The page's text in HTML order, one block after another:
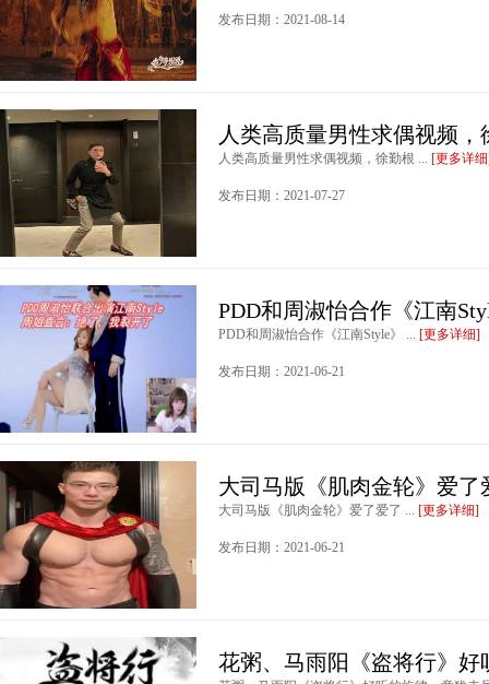
发布日期：2021-08-14
人类高质量男性求偶视频，
人类高质量男性求偶视频，徐勤根 ... [更多详
发布日期：2021-07-27
PDD和周淑怡合作《江南
PDD和周淑怡合作《江南Style》 ... [更多详细]
发布日期：2021-06-21
大司马版《肌肉金轮》爱了
大司马版《肌肉金轮》爱了爱了 ... [更多详细]
发布日期：2021-06-21
花粥、马雨阳《盗将行》好